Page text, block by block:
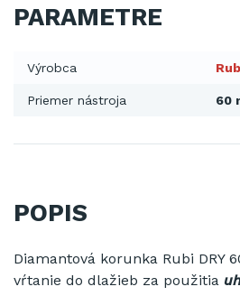
PARAMETRE
Výrobca
Priemer nástroja 60
POPIS
Diamantová korunka Rubi DRY
vŕtanie do dlažieb za použitia